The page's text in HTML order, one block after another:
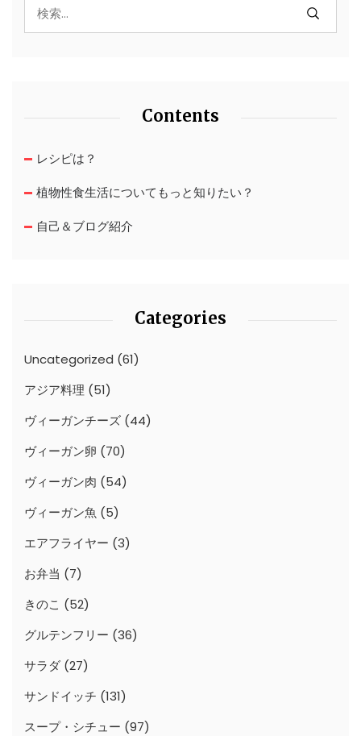
Contents
レシピは？
植物性食生活についてもっと知りたい？
自己＆ブログ紹介
Categories
Uncategorized (61)
アジア料理 (51)
ヴィーガンチーズ (44)
ヴィーガン卵 (70)
ヴィーガン肉 (54)
ヴィーガン魚 (5)
エアフライヤー (3)
お弁当 (7)
きのこ (52)
グルテンフリー (36)
サラダ (27)
サンドイッチ (131)
スープ・シチュー (97)